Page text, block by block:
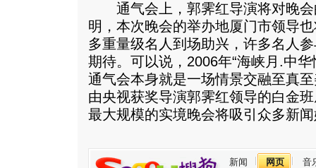
通气会上，郭霁红导演将对晚会
明，本次晚会的举办地厦门市领导
多重量级名人到场助兴，许多名人
期待。可以说，2006年“海峡月.中
通气会本身就是一场情景交融至真
由央视获奖导演郭霁红领导的白金
最大规模的实境晚会将吸引众多新
新闻 网页 音